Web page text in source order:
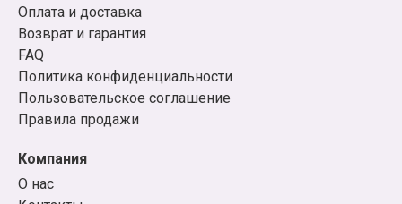
Оплата и доставка
Возврат и гарантия
FAQ
Политика конфиденциальности
Пользовательское соглашение
Правила продажи
Компания
О нас